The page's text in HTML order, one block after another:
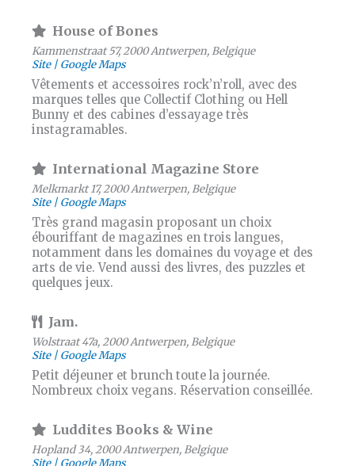
House of Bones
Kammenstraat 57, 2000 Antwerpen, Belgique
Site
Google Maps
Vêtements et accessoires rock’n’roll, avec des
marques telles que Collectif Clothing ou Hell
Bunny et des cabines d’essayage très
instagramables.
International Magazine Store
Melkmarkt 17, 2000 Antwerpen, Belgique
Site
Google Maps
Très grand magasin proposant un choix
ébouriffant de magazines en trois langues,
notamment dans les domaines du voyage et des
arts de vie. Vend aussi des livres, des puzzles et
quelques jeux.
Jam.
Wolstraat 47a, 2000 Antwerpen, Belgique
Site
Google Maps
Petit déjeuner et brunch toute la journée.
Nombreux choix vegans. Réservation conseillée.
Luddites Books & Wine
Hopland 34, 2000 Antwerpen, Belgique